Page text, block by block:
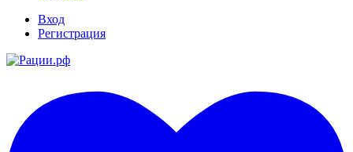
Вход
Регистрация